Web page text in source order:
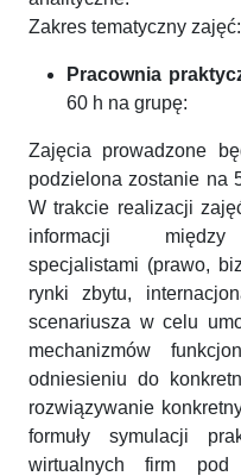
Zakres tematyczny zajęć:
Pracownia
60 h na grupę:
Zajęcia prowadzone
podzielona zostanie na
W trakcie realizacji
informacji między
specjalistami (prawo,
rynki zbytu,
scenariusza w celu
mechanizmów
odniesieniu do
rozwiązywanie
formuły symulacji
wirtualnych firm pod